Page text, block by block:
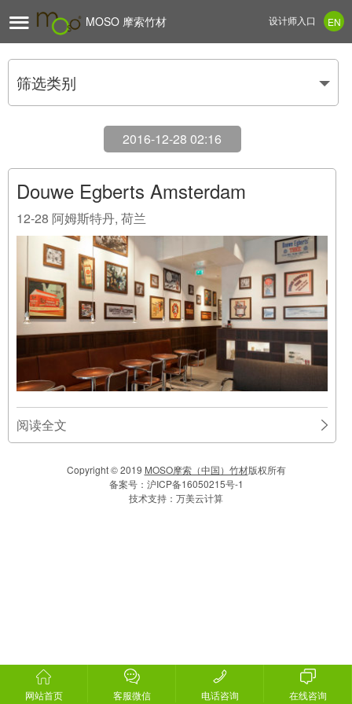
 MOSO 摩索竹材 EN
设计师入口
筛选类别
2016-12-28 02:16
Douwe Egberts Amsterdam
12-28 阿姆斯特丹, 荷兰
阅读全文
网站首页 客服微信 电话咨询 在线咨询
Copyright © 2019 MOSO摩索（中国）竹材版权所有
备案号： 沪ICP备16050215号-1
技术支持： 万美云计算